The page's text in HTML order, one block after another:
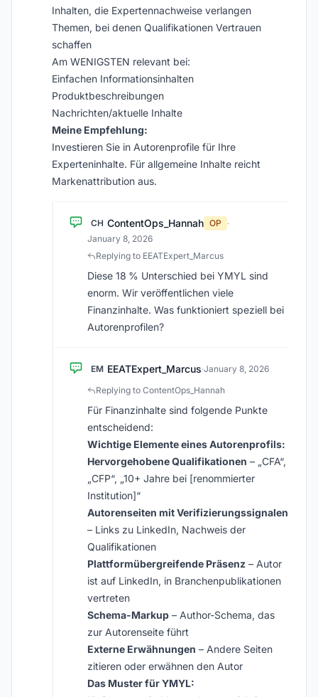
Inhalten, die Expertennachweise verlangen
Themen, bei denen Qualifikationen Vertrauen
schaffen
Am WENIGSTEN relevant bei:
Einfachen Informationsinhalten
Produktbeschreibungen
Nachrichten/aktuelle Inhalte
Meine Empfehlung:
Investieren Sie in Autorenprofile für Ihre
Experteninhalte. Für allgemeine Inhalte reicht
Markenattribution aus.
CH ContentOps_Hannah OP
·
January 8, 2026
Replying to EEATExpert_Marcus
Diese 18 % Unterschied bei YMYL sind
enorm. Wir veröffentlichen viele
Finanzinhalte. Was funktioniert speziell bei
Autorenprofilen?
EM EEATExpert_Marcus·January 8, 2026
Replying to ContentOps_Hannah
Für Finanzinhalte sind folgende Punkte
entscheidend:
Wichtige Elemente eines Autorenprofils:
Hervorgehobene Qualifikationen – „CFA“,
„CFP“, „10+ Jahre bei [renommierter
Institution]“
Autorenseiten mit Verifizierungssignalen
– Links zu LinkedIn, Nachweis der
Qualifikationen
Plattformübergreifende Präsenz – Autor
ist auf LinkedIn, in Branchenpublikationen
vertreten
Schema-Markup – Author-Schema, das
zur Autorenseite führt
Externe Erwähnungen – Andere Seiten
zitieren oder erwähnen den Autor
Das Muster für YMYL: